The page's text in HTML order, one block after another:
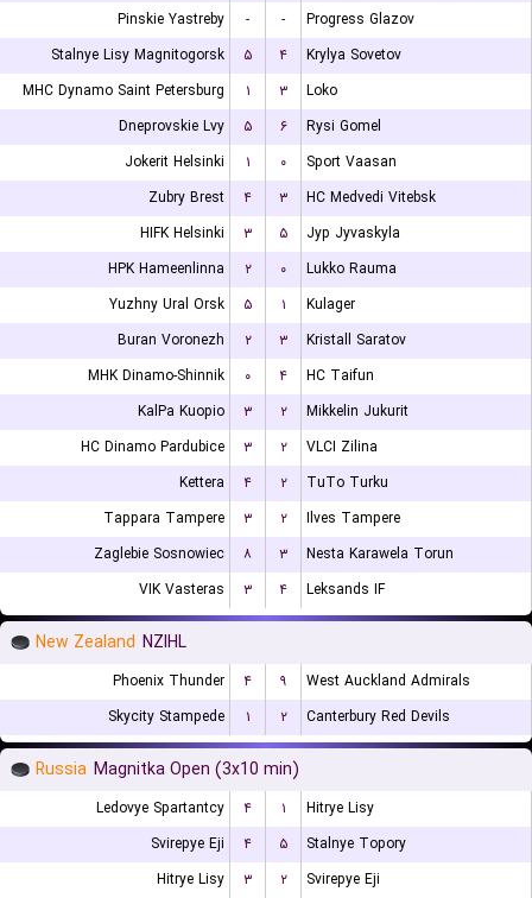
Pinskie Yastreby
- -
Progress Glazov
Stalnye Lisy Magnitogorsk
۵ ۴
Krylya Sovetov
MHC Dynamo Saint Petersburg
۱ ۳
Loko
Dneprovskie Lvy
۵ ۶
Rysi Gomel
Jokerit Helsinki
۱ ۰
Sport Vaasan
Zubry Brest
۴ ۳
HC Medvedi Vitebsk
HIFK Helsinki
۳ ۵
Jyp Jyvaskyla
HPK Hameenlinna
۲ ۰
Lukko Rauma
Yuzhny Ural Orsk
۵ ۱
Kulager
Buran Voronezh
۲ ۳
Kristall Saratov
MHK Dinamo-Shinnik
۰ ۴
HC Taifun
KalPa Kuopio
۳ ۲
Mikkelin Jukurit
HC Dinamo Pardubice
۳ ۲
VLCI Zilina
Kettera
۴ ۲
TuTo Turku
Tappara Tampere
۳ ۲
Ilves Tampere
Zaglebie Sosnowiec
۸ ۳
Nesta Karawela Torun
VIK Vasteras
۳ ۴ Leksands IF
New Zealand NZIHL
Phoenix Thunder ۴ ۹
West Auckland Admirals
Skycity Stampede
۱ ۲ Canterbury Red Devils
Russia Magnitka Open (3x10 min)
Ledovye Spartantcy ۴ ۱
Hitrye Lisy
Svirepye Eji
۴ ۵
Stalnye Topory
Hitrye Lisy
۳ ۲ Svirepye Eji